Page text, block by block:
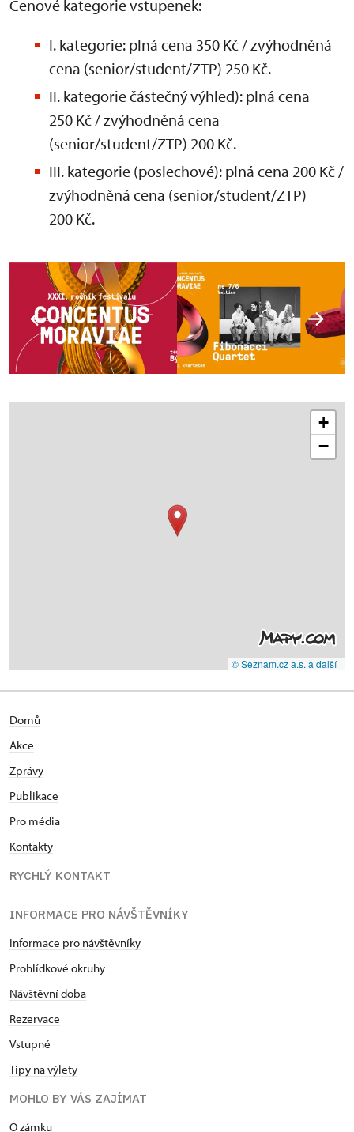
Cenové kategorie vstupenek:
I. kategorie: plná cena 350 Kč / zvýhodněná
cena (senior/student/ZTP) 250 Kč.
II. kategorie částečný výhled): plná cena
250 Kč / zvýhodněná cena
(senior/student/ZTP) 200 Kč.
III. kategorie (poslechové): plná cena 200 Kč /
zvýhodněná cena (senior/student/ZTP)
200 Kč.
+
−
© Seznam.cz a.s. a další
Domů
Akce
Zprávy
Publikace
Pro média
Kontakty
RYCHLÝ KONTAKT
INFORMACE PRO NÁVŠTĚVNÍKY
Informace pro návštěvníky
Prohlídkové okruhy
Návštěvní doba
Rezervace
Vstupné
Tipy na výlety
MOHLO BY VÁS ZAJÍMAT
O zámku